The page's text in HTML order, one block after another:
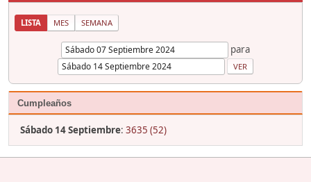
LISTA MES SEMANA
para
Cumpleaños
Sábado 14 Septiembre: 3635 (52)